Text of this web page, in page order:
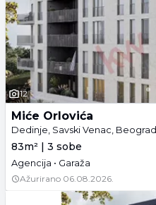
12
Miće Orlovića
Dedinje, Savski Venac, Beograd
83m² | 3 sobe
Agencija • Garaža
Ažurirano 06.08.2026.